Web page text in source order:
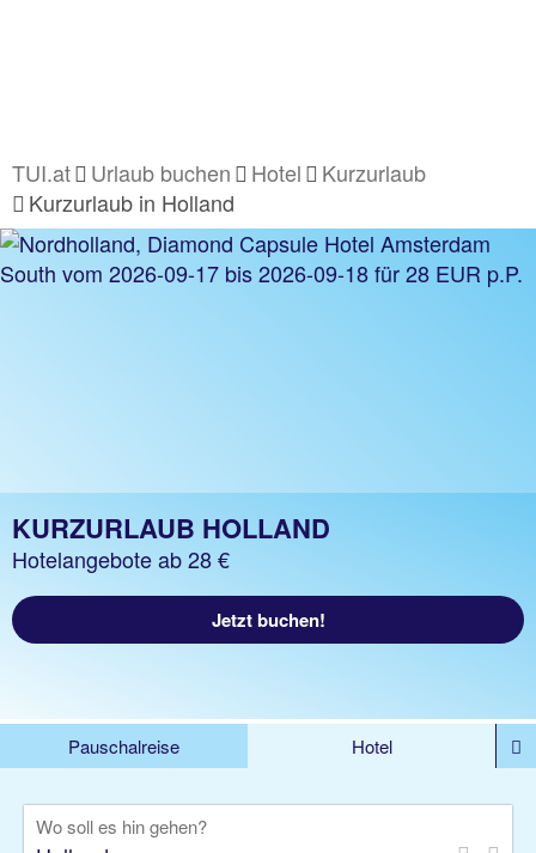
TUI.at Urlaub buchen Hotel
Kurzurlaub
Kurzurlaub in Holland
KURZURLAUB HOLLAND
Hotelangebote ab 28 €
Jetzt buchen!
Pauschalreise
Hotel
Rundreise
Kreuzfahrt
Wo soll es hin gehen?